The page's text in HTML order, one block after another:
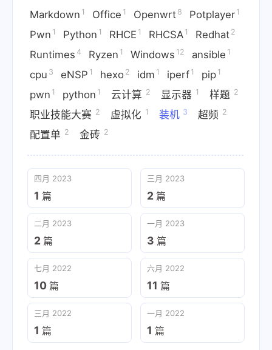
Markdown 1 Office 1 Openwrt 8 Potplayer 1
Pwn 1 Python 1 RHCE 1 RHCSA 1 Redhat 2
Runtimes 4 Ryzen 1 Windows 12 ansible 1
cpu 3 eNSP 1 hexo 2 idm 1 iperf 1 pip 1
pwn 1 python 1 云计算 2 显示器 1 样题 2
职业技能大赛 2 虚拟化 1 装机 3 超频 2
配置单 2 金砖 2
四月 2023
1 篇
三月 2023
2 篇
二月 2023
2 篇
一月 2023
3 篇
七月 2022
10 篇
六月 2022
11 篇
三月 2022
1 篇
一月 2022
1 篇